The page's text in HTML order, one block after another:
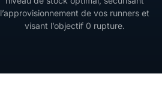
l’approvisionnement de vos runners et
visant l’objectif 0 rupture.